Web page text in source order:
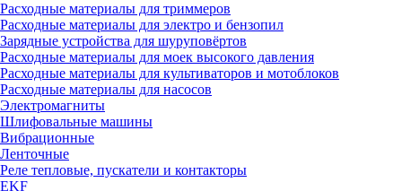
Расходные материалы для триммеров
Расходные материалы для электро и бензопил
Зарядные устройства для шуруповёртов
Расходные материалы для моек высокого давления
Расходные материалы для культиваторов и мотоблоков
Расходные материалы для насосов
Электромагниты
Шлифовальные машины
Вибрационные
Ленточные
Реле тепловые, пускатели и контакторы
EKF